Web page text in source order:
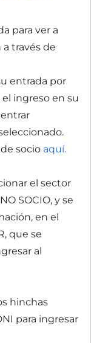
para ver a
través de
entrada por
el ingreso en su
socio aquí.
el sector
SOCIO, y se
en el
que se
al
hinchas
para ingresar